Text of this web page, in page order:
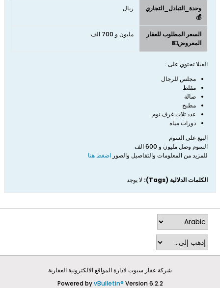
وحدة_التبادل_التجاري
💰
ريال
السعر المطلوب للعقار
المعروض💵
مليون و 700 الف
الفيلا تحتوي على :
مجلس للرجال
مقلط
صالة
مطبخ
عدد ثلاث غرف نوم
دورات مياه
البيع على السوم
السوم وصل مليون و 600 الف
للمزيد من المعلومات والتفاصيل والصور​ اضغط هنا​​​​
الكلمات الدلالية (Tags): لا يوجد
شركة عقار سبوت لادارة المواقع الالكترونية العقارية
Powered byvBulletin® Version 6.2.2